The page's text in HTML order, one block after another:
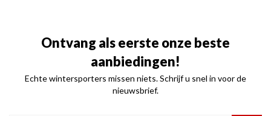
Ontvang als eerste onze beste
aanbiedingen!
Echte wintersporters missen niets. Schrijf u snel in voor de
nieuwsbrief.